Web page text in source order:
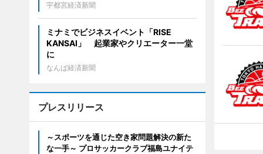
宇都宮経済新聞
ミナミでビジネスイベント「RISE
KANSAI」 起業家やクリエーター一堂
に
なんば経済新聞
プレスリリース
～スポーツを通じた空き家問題解決の新た
な一手～ プロサッカークラブ福島ユナイテ